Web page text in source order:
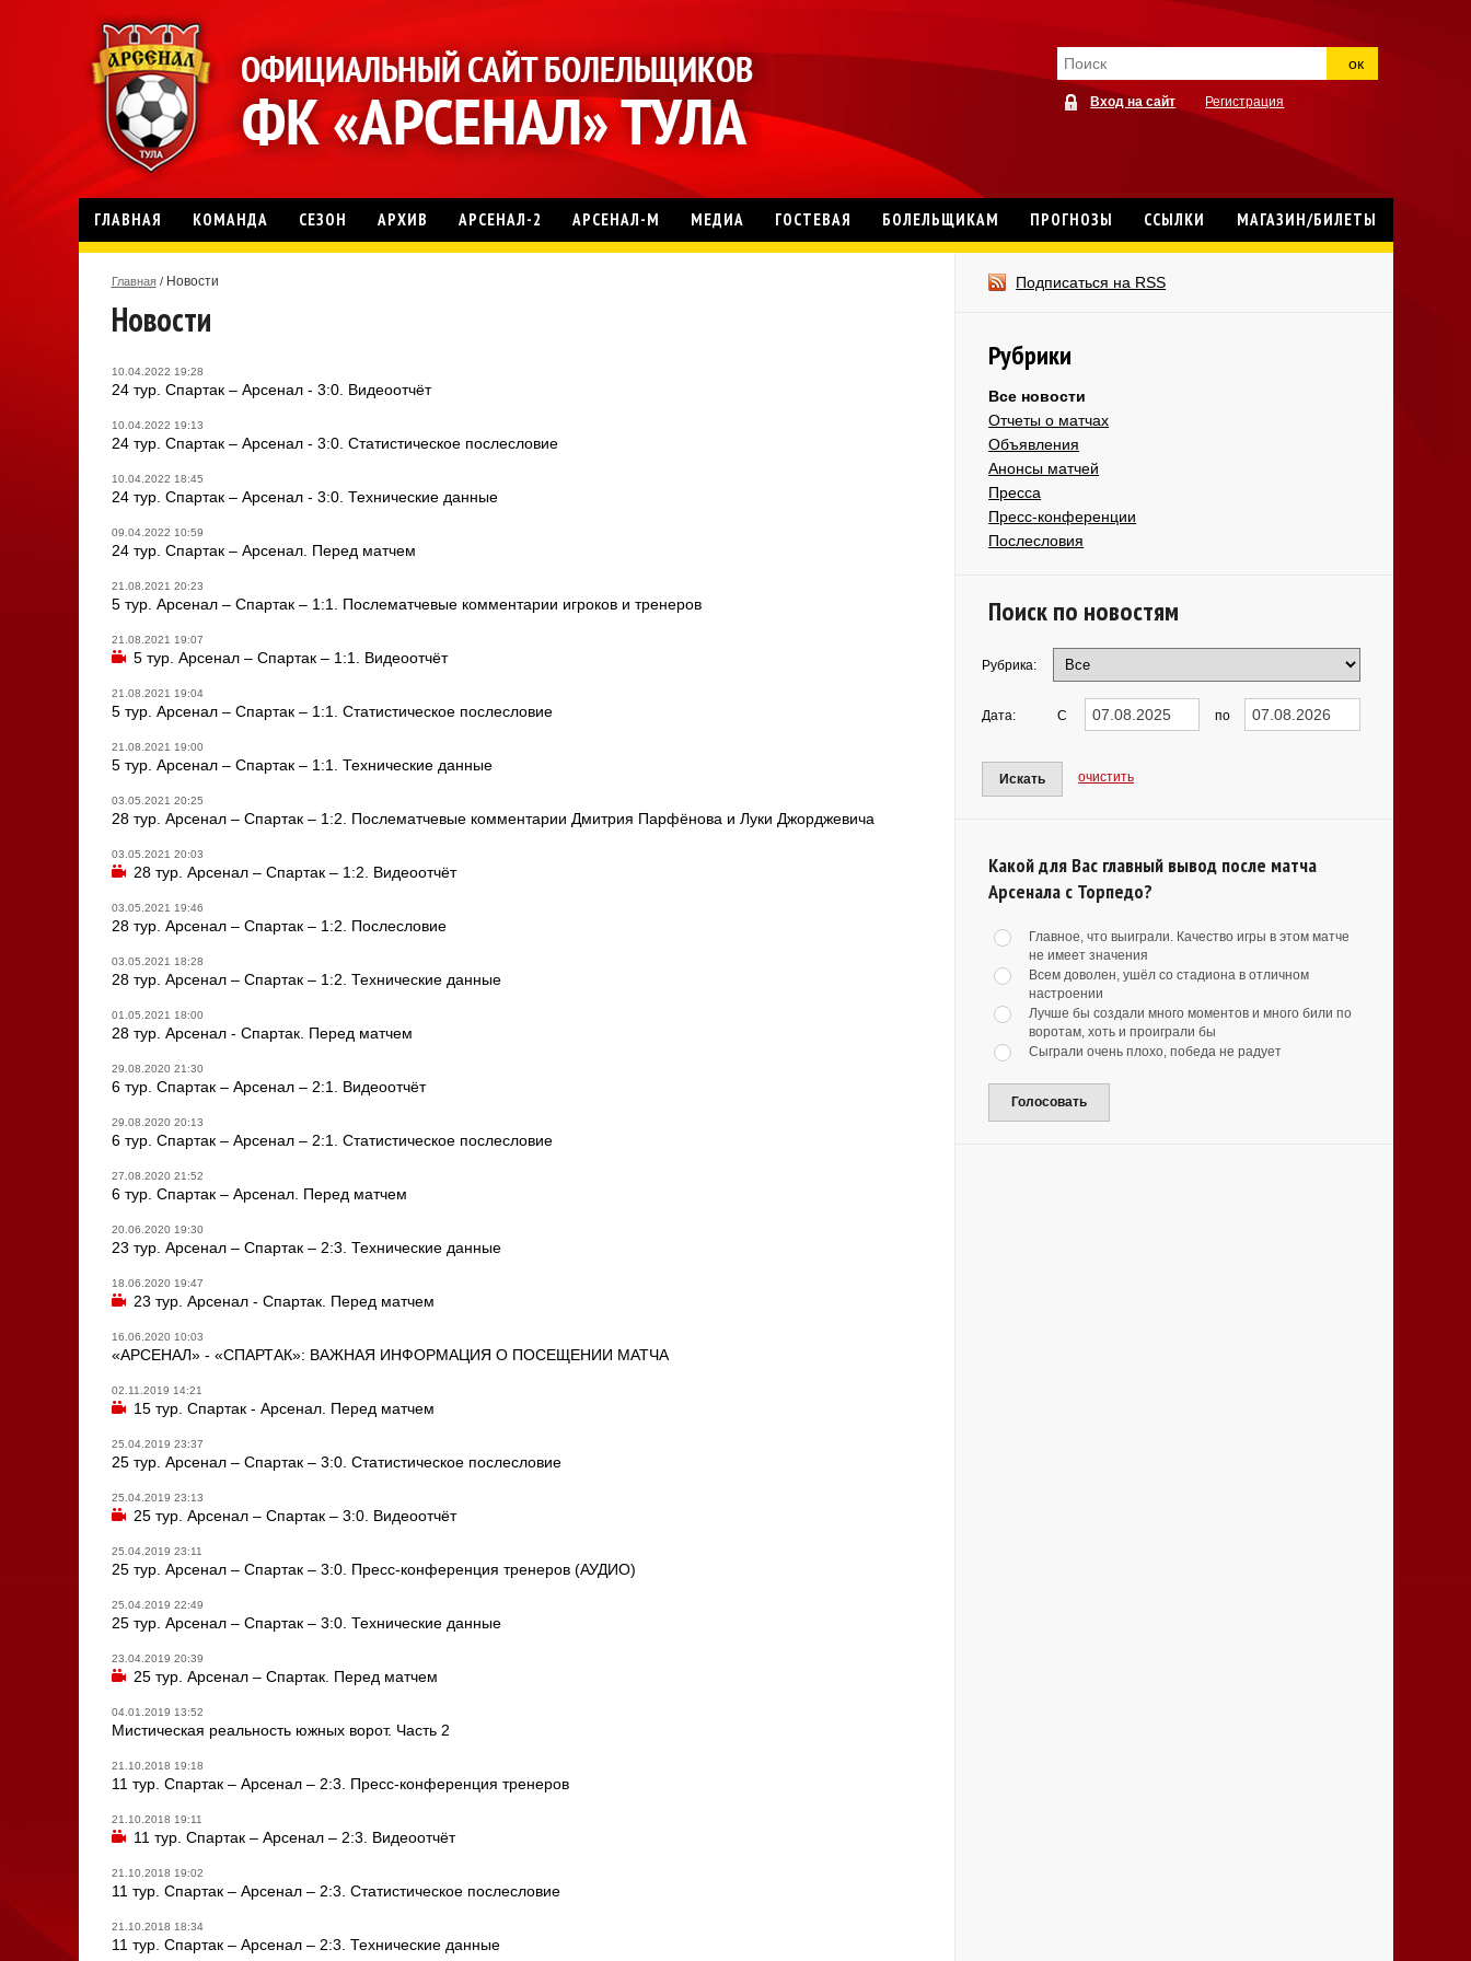
ок
Вход на сайт Регистрация
ГЛАВНАЯ КОМАНДА СЕЗОН АРХИВ АРСЕНАЛ-2 АРСЕНАЛ-М МЕДИА ГОСТЕВАЯ БОЛЕЛЬЩИКАМ ПРОГНОЗЫ ССЫЛКИ МАГАЗИН/БИЛЕТЫ
Главная /Новости
Новости
10.04.2022 19:28
24 тур. Спартак – Арсенал - 3:0. Видеоотчёт
10.04.2022 19:13
24 тур. Спартак – Арсенал - 3:0. Статистическое послесловие
10.04.2022 18:45
24 тур. Спартак – Арсенал - 3:0. Технические данные
09.04.2022 10:59
24 тур. Спартак – Арсенал. Перед матчем
21.08.2021 20:23
5 тур. Арсенал – Спартак – 1:1. Послематчевые комментарии игроков и тренеров
21.08.2021 19:07
5 тур. Арсенал – Спартак – 1:1. Видеоотчёт
21.08.2021 19:04
5 тур. Арсенал – Спартак – 1:1. Статистическое послесловие
21.08.2021 19:00
5 тур. Арсенал – Спартак – 1:1. Технические данные
03.05.2021 20:25
28 тур. Арсенал – Спартак – 1:2. Послематчевые комментарии Дмитрия Парфёнова и Луки Джорджевича
03.05.2021 20:03
28 тур. Арсенал – Спартак – 1:2. Видеоотчёт
03.05.2021 19:46
28 тур. Арсенал – Спартак – 1:2. Послесловие
03.05.2021 18:28
28 тур. Арсенал – Спартак – 1:2. Технические данные
01.05.2021 18:00
28 тур. Арсенал - Спартак. Перед матчем
29.08.2020 21:30
6 тур. Спартак – Арсенал – 2:1. Видеоотчёт
29.08.2020 20:13
6 тур. Спартак – Арсенал – 2:1. Статистическое послесловие
27.08.2020 21:52
6 тур. Спартак – Арсенал. Перед матчем
20.06.2020 19:30
23 тур. Арсенал – Спартак – 2:3. Технические данные
18.06.2020 19:47
23 тур. Арсенал - Спартак. Перед матчем
16.06.2020 10:03
«АРСЕНАЛ» - «СПАРТАК»: ВАЖНАЯ ИНФОРМАЦИЯ О ПОСЕЩЕНИИ МАТЧА
02.11.2019 14:21
15 тур. Спартак - Арсенал. Перед матчем
25.04.2019 23:37
25 тур. Арсенал – Спартак – 3:0. Статистическое послесловие
25.04.2019 23:13
25 тур. Арсенал – Спартак – 3:0. Видеоотчёт
25.04.2019 23:11
25 тур. Арсенал – Спартак – 3:0. Пресс-конференция тренеров (АУДИО)
25.04.2019 22:49
25 тур. Арсенал – Спартак – 3:0. Технические данные
23.04.2019 20:39
25 тур. Арсенал – Спартак. Перед матчем
04.01.2019 13:52
Мистическая реальность южных ворот. Часть 2
21.10.2018 19:18
11 тур. Спартак – Арсенал – 2:3. Пресс-конференция тренеров
21.10.2018 19:11
11 тур. Спартак – Арсенал – 2:3. Видеоотчёт
21.10.2018 19:02
11 тур. Спартак – Арсенал – 2:3. Статистическое послесловие
21.10.2018 18:34
11 тур. Спартак – Арсенал – 2:3. Технические данные
Подписаться на RSS
Рубрики
Все новости
Отчеты о матчах
Объявления
Анонсы матчей
Пресса
Пресс-конференции
Послесловия
Поиск по новостям
Рубрика:
Дата: С по
Искать очистить
Какой для Вас главный вывод после матча
Арсенала с Торпедо?
Главное, что выиграли. Качество игры в этом матче
не имеет значения
Всем доволен, ушёл со стадиона в отличном
настроении
Лучше бы создали много моментов и много били по
воротам, хоть и проиграли бы
Сыграли очень плохо, победа не радует
Голосовать